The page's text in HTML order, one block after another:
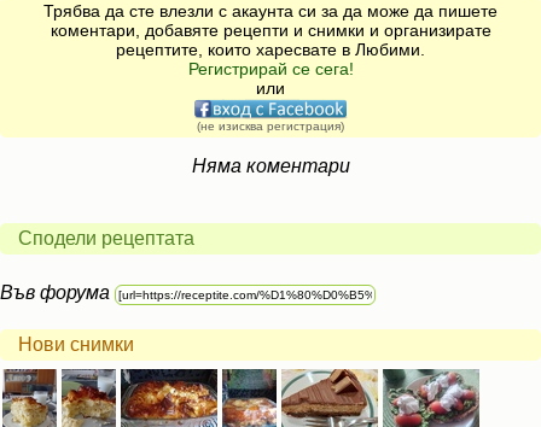
Трябва да сте влезли с акаунта си за да може да пишете
коментари, добавяте рецепти и снимки и организирате
рецептите, които харесвате в Любими.
Регистрирай се сега!
или
(не изисква регистрация)
Няма коментари
Сподели рецептата
Във форума
Нови снимки